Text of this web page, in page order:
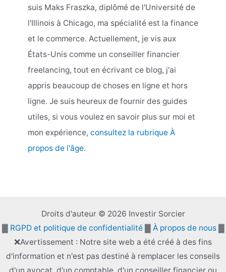
suis Maks Fraszka, diplômé de l'Université de
l'Illinois à Chicago, ma spécialité est la finance
et le commerce. Actuellement, je vis aux
États-Unis comme un conseiller financier
freelancing, tout en écrivant ce blog, j'ai
appris beaucoup de choses en ligne et hors
ligne. Je suis heureux de fournir des guides
utiles, si vous voulez en savoir plus sur moi et
mon expérience, consultez la rubrique À
propos de l'âge.
Droits d'auteur © 2026 Investir Sorcier
▓ RGPD et politique de confidentialité▓ À propos de nous▓
❌Avertissement : Notre site web a été créé à des fins
d'information et n'est pas destiné à remplacer les conseils